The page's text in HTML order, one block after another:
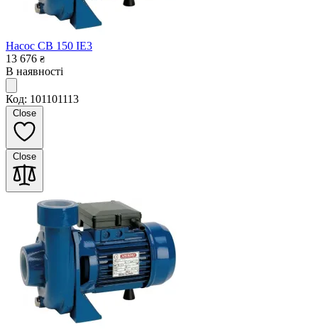
Насос CB 150 IE3
13 676 ₴
В наявності
Код: 101101113
Close
Close